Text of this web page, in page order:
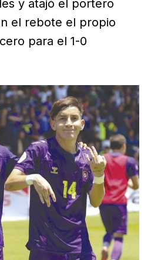
y atajó el portero
el rebote el propio
para el 1-0